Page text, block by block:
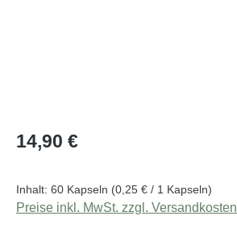
Regulärer Preis:
14,90 €
Inhalt: 60 Kapseln (0,25 € / 1 Kapseln)
Preise inkl. MwSt. zzgl. Versandkosten